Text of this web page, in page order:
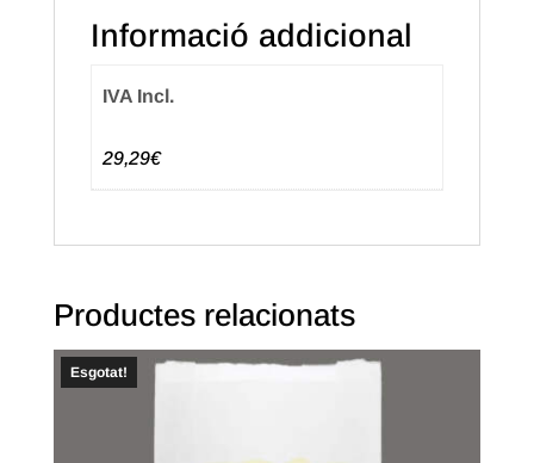
baguette,
(1.000u.)
Informació addicional
IVA Incl.
29,29€
Productes relacionats
Esgotat!